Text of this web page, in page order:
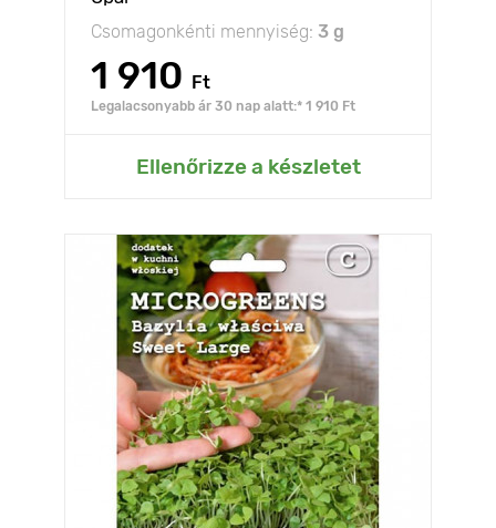
Csomagonkénti mennyiség: 3 g
1 910 Ft
Legalacsonyabb ár 30 nap alatt:* 1 910 Ft
Ellenőrizze a készletet